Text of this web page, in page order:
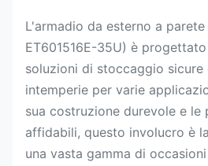
L'armadio da esterno a parete
ET601516E-35U) è
soluzioni di stoccaggio sicure
intemperie per varie
sua costruzione durevole e le
affidabili, questo involucro è
una vasta gamma di